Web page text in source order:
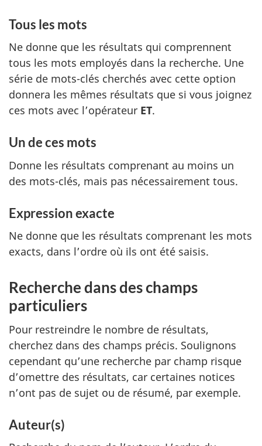
Tous les mots
Ne donne que les résultats qui comprennent
tous les mots employés dans la recherche. Une
série de mots-clés cherchés avec cette option
donnera les mêmes résultats que si vous joignez
ces mots avec l’opérateur ET.
Un de ces mots
Donne les résultats comprenant au moins un
des mots-clés, mais pas nécessairement tous.
Expression exacte
Ne donne que les résultats comprenant les mots
exacts, dans l’ordre où ils ont été saisis.
Recherche dans des champs
particuliers
Pour restreindre le nombre de résultats,
cherchez dans des champs précis. Soulignons
cependant qu’une recherche par champ risque
d’omettre des résultats, car certaines notices
n’ont pas de sujet ou de résumé, par exemple.
Auteur(s)